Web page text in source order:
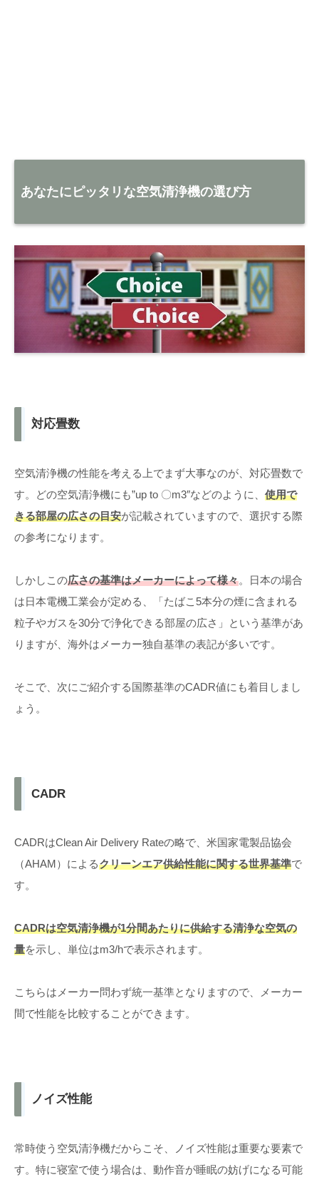
あなたにピッタリな空気清浄機の選び方
対応畳数
空気清浄機の性能を考える上でまず大事なのが、対応畳数で
す。どの空気清浄機にも”up to 〇m3″などのように、 使用で
きる部屋の広さの目安が記載されていますので、選択する際
の参考になります。
しかしこの広さの基準はメーカーによって様々。日本の場合
は日本電機工業会が定める、「たばこ5本分の煙に含まれる
粒子やガスを30分で浄化できる部屋の広さ」という基準があ
りますが、海外はメーカー独自基準の表記が多いです。
そこで、次にご紹介する国際基準のCADR値にも着目しまし
ょう。
CADR
CADRはClean Air Delivery Rateの略で、米国家電製品協会
（AHAM）によるクリーンエア供給性能に関する世界基準で
す。
CADRは空気清浄機が1分間あたりに供給する清浄な空気の
量を示し、単位はm3/hで表示されます。
こちらはメーカー問わず統一基準となりますので、メーカー
間で性能を比較することができます。
ノイズ性能
常時使う空気清浄機だからこそ、ノイズ性能は重要な要素で
す。特に寝室で使う場合は、動作音が睡眠の妨げになる可能